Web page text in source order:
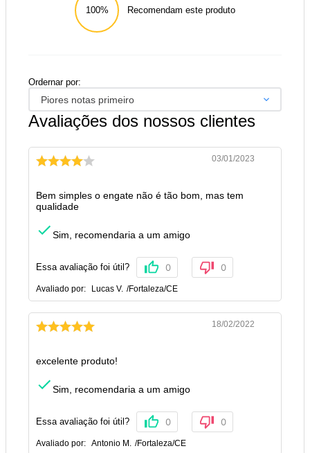
100% Recomendam este produto
Ordernar por:
Piores notas primeiro
Avaliações dos nossos clientes
03/01/2023
Bem simples o engate não é tão bom, mas tem
qualidade
Sim, recomendaria a um amigo
Essa avaliação foi útil? 0 0
Avaliado por: Lucas V. /Fortaleza/CE
18/02/2022
excelente produto!
Sim, recomendaria a um amigo
Essa avaliação foi útil? 0 0
Avaliado por: Antonio M. /Fortaleza/CE